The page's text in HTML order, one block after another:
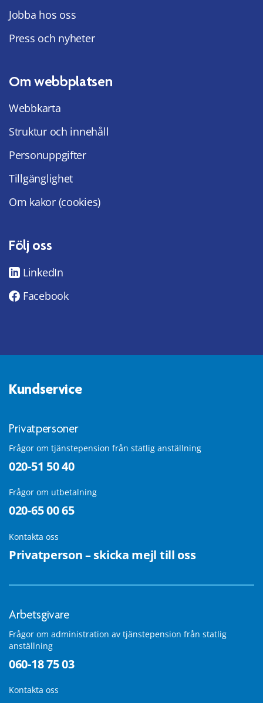
Jobba hos oss
Press och nyheter
Om webbplatsen
Webbkarta
Struktur och innehåll
Personuppgifter
Tillgänglighet
Om kakor (cookies)
Följ oss
LinkedIn
Facebook
Kundservice
Privatpersoner
Frågor om tjänstepension från statlig anställning
020-51 50 40
Frågor om utbetalning
020-65 00 65
Kontakta oss
Privatperson – skicka mejl till oss
Arbetsgivare
Frågor om administration av tjänstepension från statlig
anställning
060-18 75 03
Kontakta oss